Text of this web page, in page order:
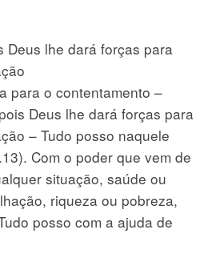
Deus lhe dará forças para
para o contentamento –
Deus lhe dará forças para
– Tudo posso naquele
Com o poder que vem de
situação, saúde ou
riqueza ou pobreza,
posso com a ajuda de